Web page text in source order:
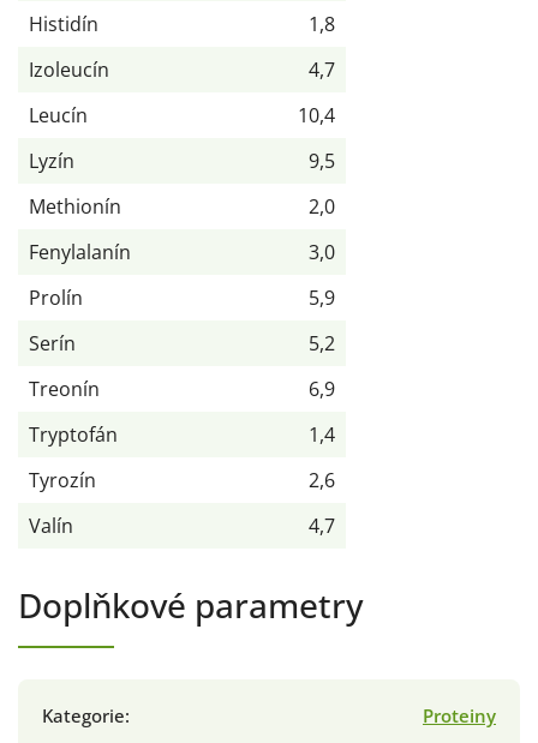
Histidín
1,8
Izoleucín
4,7
Leucín
10,4
Lyzín
9,5
Methionín
2,0
Fenylalanín
3,0
Prolín
5,9
Serín
5,2
Treonín
6,9
Tryptofán
1,4
Tyrozín
2,6
Valín
4,7
Doplňkové parametry
Kategorie:
Proteiny